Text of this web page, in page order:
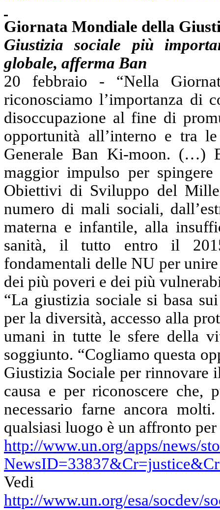
Giornata Mondiale della
Giustizia sociale più
globale, affermaBan
20 febbraio - “Nella
riconosciamo l’importanza di
disoccupazione al fine di
opportunità all’interno e tra
Generale Ban Ki-moon. (…)
maggior impulso per
Obiettivi di Sviluppo del
numero di mali sociali,
materna e infantile, alla
sanità, il tutto entro il
fondamentali delle NU per
dei più poveri e dei più
“La giustizia sociale si basa
per la diversità, accesso alla
umani in tutte le sfere della
soggiunto. “Cogliamo questa
Giustizia Sociale per rinnovare
causa e per riconoscere che,
necessario farne ancora
qualsiasi luogo è un affronto
http://www.un.org/apps/news/
Vedi
http://www.un.org/esa/socdev/